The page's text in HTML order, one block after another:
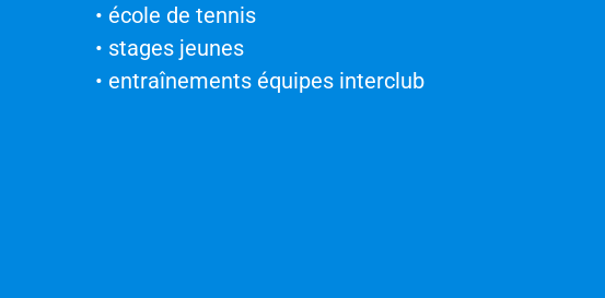
• école de tennis
• stages jeunes
• entraînements équipes interclub